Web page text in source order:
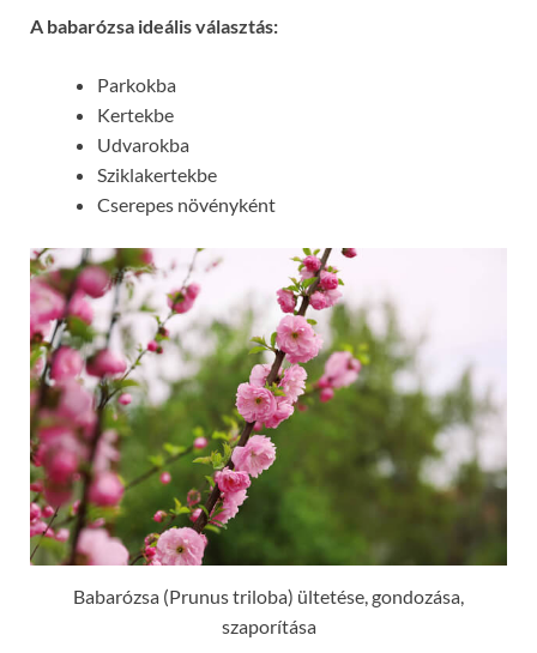
A babarózsa ideális választás:
Parkokba
Kertekbe
Udvarokba
Sziklakertekbe
Cserepes növényként
Babarózsa (Prunus triloba) ültetése, gondozása,
szaporítása